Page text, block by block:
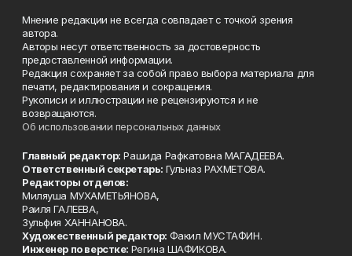
Мнение редакции не всегда совпадает с точкой зрения
автора.
Авторы несут ответственность за достоверность
предоставленной информации.
Редакция сохраняет за собой право выбора материала для
печати, редактирования и сокращения.
Рукописи и иллюстрации не рецензируются и не
возвращаются.
Об использовании персональных данных
Главный редактор: Рашида Рафкатовна МАГАДЕЕВА.
Ответственный секретарь: Гульназ РАХМЕТОВА.
Редакторы отделов:
Миляуша МУХАМЕТЬЯНОВА,
Раиля ГАЛЕЕВА,
Зульфия ХАННАНОВА.
Художественный редактор: Факил МУСТАФИН.
Инженер по верстке: Регина ШАФИКОВА.